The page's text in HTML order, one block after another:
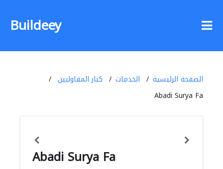
Buildeey
الصفحة الرئيسية الخدمات
كبار المقاوليين
Abadi Surya Fa
Abadi Surya Fa